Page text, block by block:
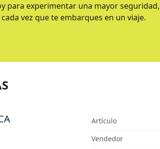
para experimentar una mayor seguridad,
vez que te embarques en un viaje.
Artículo
Vendedor